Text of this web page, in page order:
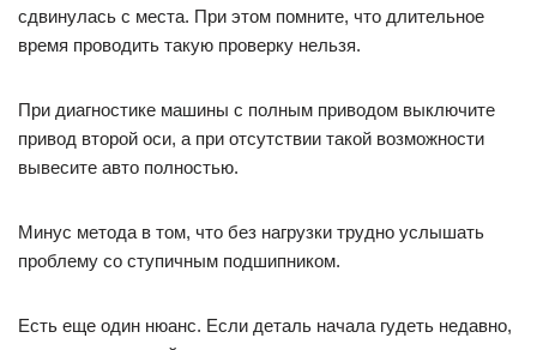
сдвинулась с места. При этом помните, что длительное
время проводить такую проверку нельзя.
При диагностике машины с полным приводом выключите
привод второй оси, а при отсутствии такой возможности
вывесите авто полностью.
Минус метода в том, что без нагрузки трудно услышать
проблему со ступичным подшипником.
Есть еще один нюанс. Если деталь начала гудеть недавно,